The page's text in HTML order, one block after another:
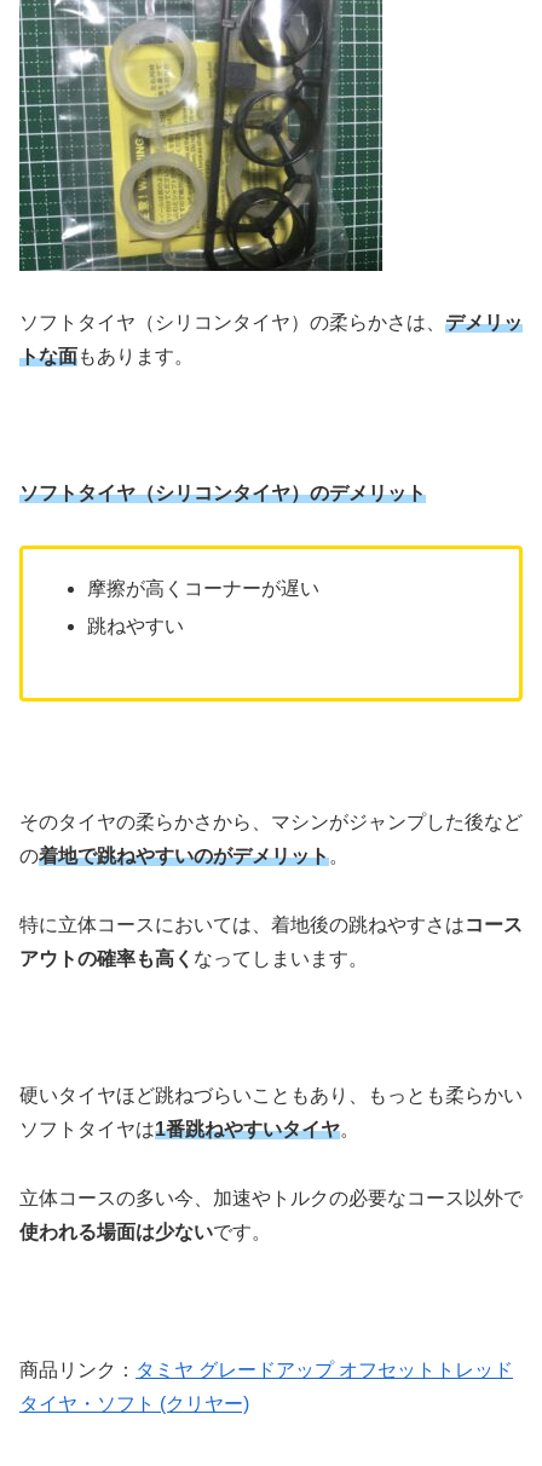
ソフトタイヤ（シリコンタイヤ）の柔らかさは、 デメリッ
トな面もあります。
ソフトタイヤ（シリコンタイヤ）のデメリット
摩擦が高くコーナーが遅い
跳ねやすい
そのタイヤの柔らかさから、マシンがジャンプした後など
の着地で跳ねやすいのがデメリット。
特に立体コースにおいては、着地後の跳ねやすさはコース
アウトの確率も高く なってしまいます。
硬いタイヤほど跳ねづらいこともあり、もっとも柔らかい
ソフトタイヤは1番跳ねやすいタイヤ。
立体コースの多い今、加速やトルクの必要なコース以外で
使われる場面は少ないです。
商品リンク： タミヤ グレードアップ オフセットトレッド
タイヤ・ソフト (クリヤー)